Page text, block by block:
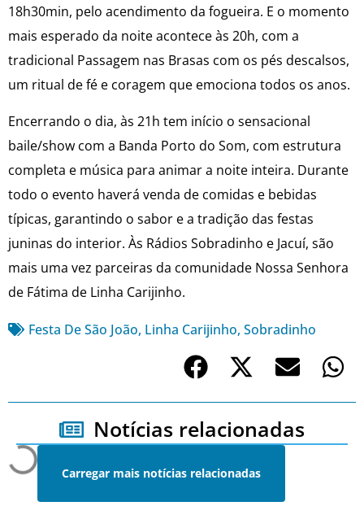
18h30min, pelo acendimento da fogueira. E o momento
mais esperado da noite acontece às 20h, com a
tradicional Passagem nas Brasas com os pés descalsos,
um ritual de fé e coragem que emociona todos os anos.
Encerrando o dia, às 21h tem início o sensacional
baile/show com a Banda Porto do Som, com estrutura
completa e música para animar a noite inteira. Durante
todo o evento haverá venda de comidas e bebidas
típicas, garantindo o sabor e a tradição das festas
juninas do interior. Às Rádios Sobradinho e Jacuí, são
mais uma vez parceiras da comunidade Nossa Senhora
de Fátima de Linha Carijinho.
Festa De São João, Linha Carijinho, Sobradinho
Notícias relacionadas
Carregar mais notícias relacionadas